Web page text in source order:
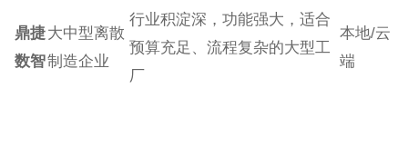
鼎捷
数智
大中型离散
制造企业
行业积淀深，功能强大，适合
预算充足、流程复杂的大型工
厂
本地/云
端